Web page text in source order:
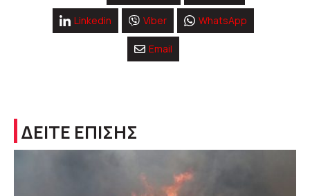
Linkedin Viber WhatsApp
Email
ΔΕΙΤΕ ΕΠΙΣΗΣ